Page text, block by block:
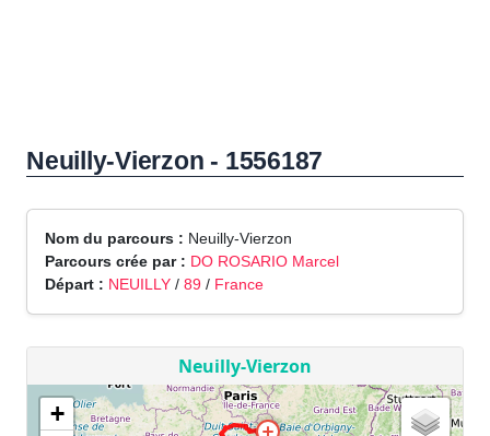
Neuilly-Vierzon - 1556187
Nom du parcours : Neuilly-Vierzon
Parcours crée par : DO ROSARIO Marcel
Départ : NEUILLY / 89 / France